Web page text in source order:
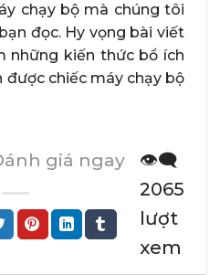
chạy bộ mà chúng tôi
đọc. Hy vọng bài viết
những kiến thức bổ ích
chiếc máy chạy bộ
giá ngay
👁️‍🗨️
2065
lượt
xem